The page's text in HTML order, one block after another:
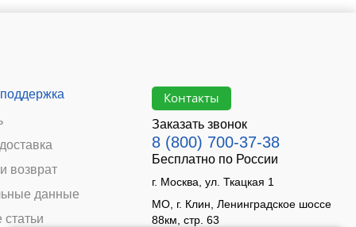
возврат
данные
Контакты
Заказать звонок
8 (800) 700-37-38
Бесплатно по России
г. Москва, ул. Ткацкая 1
МО, г. Клин, Ленинградское шоссе
88км, стр. 63